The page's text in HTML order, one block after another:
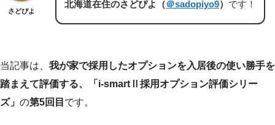
さどぴよ
北海道在住のさどぴよ（＠sadopiyo9） です！
当記事は、 我が家で採用したオプションを入居後の使い勝手を
踏まえて評価する、「i-smartⅡ採用オプション評価シリー
ズ」 の第5回目 です。